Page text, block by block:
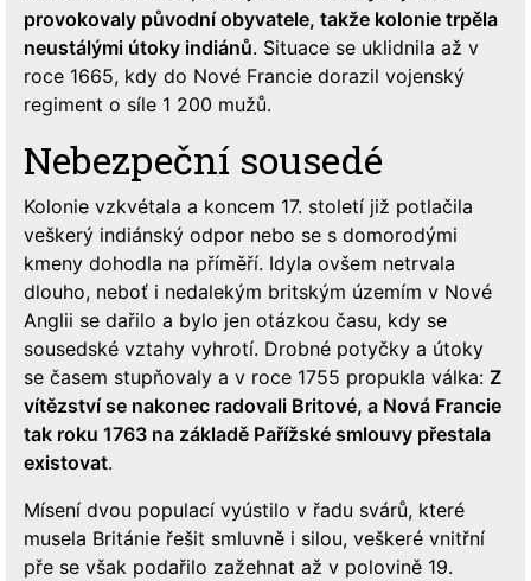
provokovaly původní obyvatele, takže kolonie trpěla
neustálými útoky indiánů. Situace se uklidnila až v
roce 1665, kdy do Nové Francie dorazil vojenský
regiment o síle 1 200 mužů.
Nebezpeční sousedé
Kolonie vzkvétala a koncem 17. století již potlačila
veškerý indiánský odpor nebo se s domorodými
kmeny dohodla na příměří. Idyla ovšem netrvala
dlouho, neboť i nedalekým britským územím v Nové
Anglii se dařilo a bylo jen otázkou času, kdy se
sousedské vztahy vyhrotí. Drobné potyčky a útoky
se časem stupňovaly a v roce 1755 propukla válka: Z
vítězství se nakonec radovali Britové, a Nová Francie
tak roku 1763 na základě Pařížské smlouvy přestala
existovat.
Mísení dvou populací vyústilo v řadu svárů, které
musela Británie řešit smluvně i silou, veškeré vnitřní
pře se však podařilo zažehnat až v polovině 19.